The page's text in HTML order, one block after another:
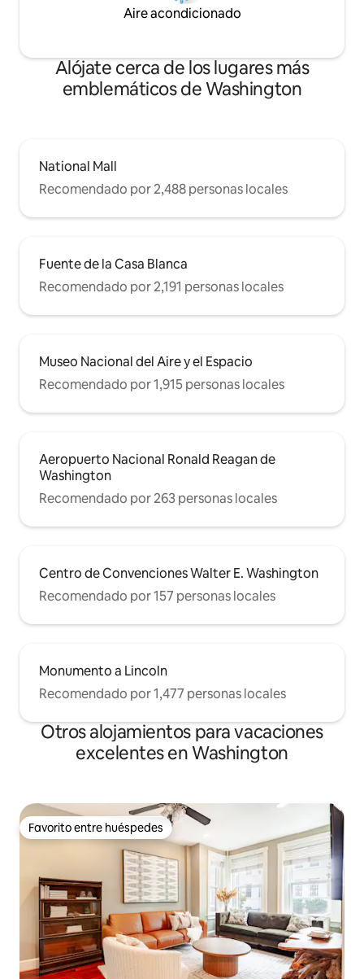
Aire acondicionado
Alójate cerca de los lugares más
emblemáticos de Washington
National Mall
Recomendado por 2,488 personas locales
Fuente de la Casa Blanca
Recomendado por 2,191 personas locales
Museo Nacional del Aire y el Espacio
Recomendado por 1,915 personas locales
Aeropuerto Nacional Ronald Reagan de
Washington
Recomendado por 263 personas locales
Centro de Convenciones Walter E. Washington
Recomendado por 157 personas locales
Monumento a Lincoln
Recomendado por 1,477 personas locales
Otros alojamientos para vacaciones
excelentes en Washington
Favorito entre huéspedes
Favorito entre huéspedes